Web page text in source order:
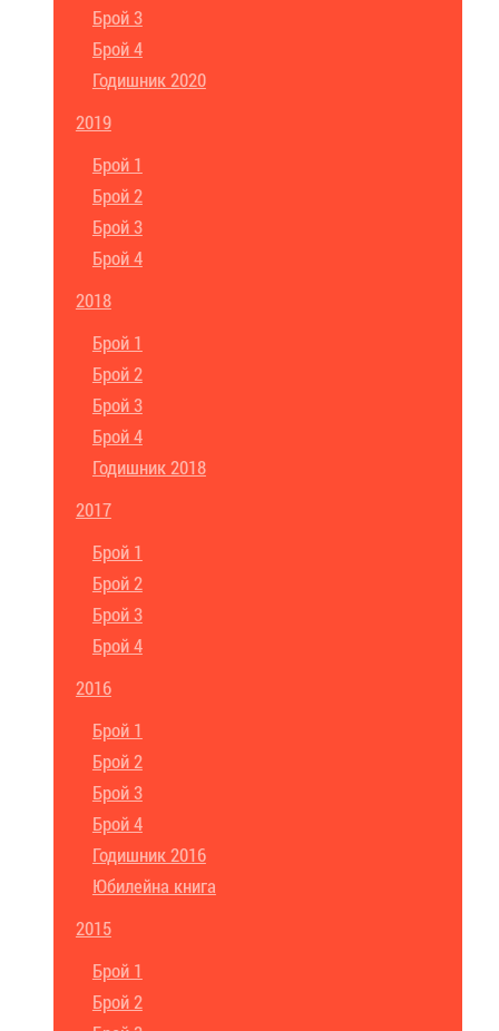
Брой 3
Брой 4
Годишник 2020
2019
Брой 1
Брой 2
Брой 3
Брой 4
2018
Брой 1
Брой 2
Брой 3
Брой 4
Годишник 2018
2017
Брой 1
Брой 2
Брой 3
Брой 4
2016
Брой 1
Брой 2
Брой 3
Брой 4
Годишник 2016
Юбилейна книга
2015
Брой 1
Брой 2